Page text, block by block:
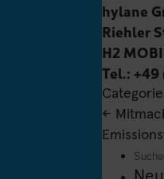
hylane
Riehler
H2
Tel.: +49
←